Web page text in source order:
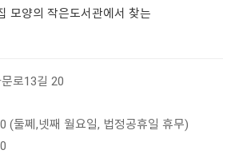
모양의 작은도서관에서 찾는
로13길 20
(둘쩨,넷째 월요일, 법정공휴일 휴무)